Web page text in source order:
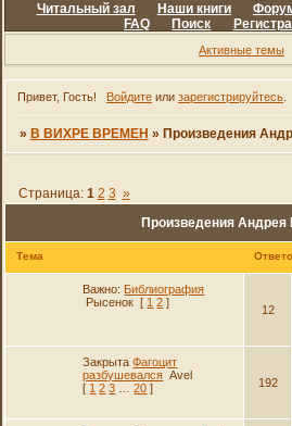
Читальный зал Наши книги
FAQ
Поиск
Активные темы
Привет, Гость! Войдитеили зарегистрируйтесь.
» В ВИХРЕ ВРЕМЕН » Произведения
Произведения Андрея
Страница: 1 2 3 »
Тема
Важно: Библиография
Рысенок [ 1 2 ]
12
ЗакрытаФагоцит
разбушевался Avel
[ 1 2 3 20 ] 192